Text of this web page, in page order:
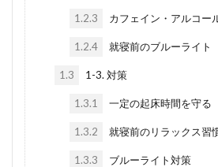
1.2.3 カフェイン・アルコー
1.2.4 就寝前のブルーライト
1.3 1-3. 対策
1.3.1 一定の起床時間を守る
1.3.2 就寝前のリラックス習
1.3.3 ブルーライト対策